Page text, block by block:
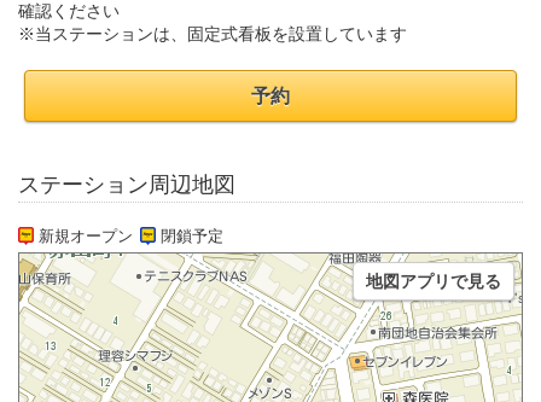
確認ください
※当ステーションは、固定式看板を設置しています
予約
ステーション周辺地図
新規オープン 閉鎖予定
地図アプリで見る